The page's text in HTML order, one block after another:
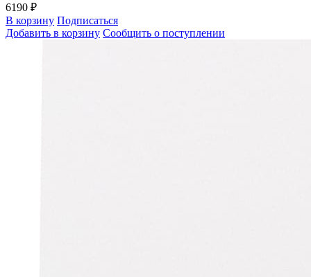
6190 ₽
В корзину Подписаться
Добавить в корзину Сообщить о поступлении